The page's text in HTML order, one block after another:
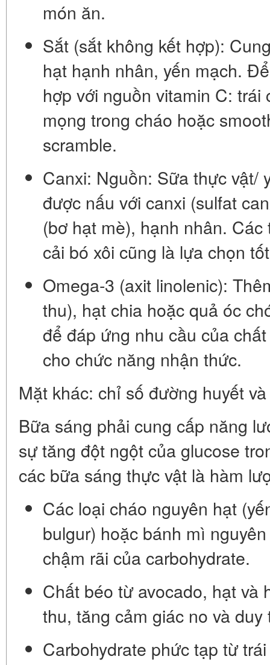
món ăn.
Sắt (sắt không kết hợp):
hạt hạnh nhân, yến mạch.
hợp với nguồn vitamin C: trái
mọng trong cháo hoặc
scramble.
Canxi: Nguồn: Sữa thực vật/
được nấu với canxi (sulfat
(bơ hạt mè), hạnh nhân.
cải bó xôi cũng là lựa chọn
Omega-3 (axit linolenic):
thu), hạt chia hoặc quả óc
để đáp ứng nhu cầu của
cho chức năng nhận thức.
Mặt khác: chỉ số đường huyết
Bữa sáng phải cung cấp năng
sự tăng đột ngột của glucose
các bữa sáng thực vật là hàm
Các loại cháo nguyên hạt
bulgur) hoặc bánh mì
chậm rãi của carbohydrate.
Chất béo từ avocado, hạt và
thu, tăng cảm giác no và
Carbohydrate phức tạp từ